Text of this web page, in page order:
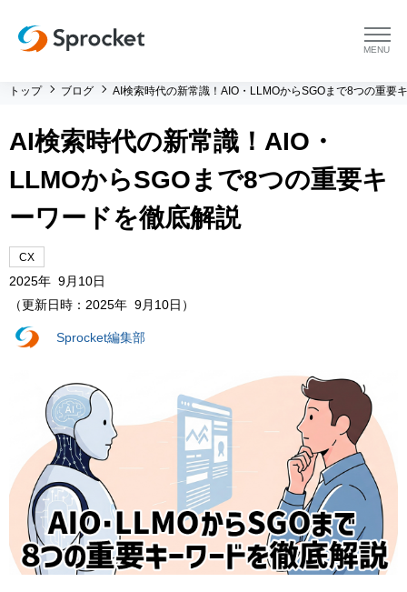
menu
プラットフォーム トップ
コンサルティング
コンサルティング トップ
運用支援 トップ
メソッド トップ
導入事例
よくある質問
会社情報
会社概要
メンバー紹介
採用情報
創業の想い
マーケティングお役立ち資料
トップ ブログ AI検索時代の新常識！AIO・LLMOからSGOまで8つの重要
AI検索時代の新常識！AIO・
LLMOからSGOまで8つの重要キ
ーワードを徹底解説
CX
2025年 9月10日
（更新日時：2025年 9月10日）
Sprocket編集部